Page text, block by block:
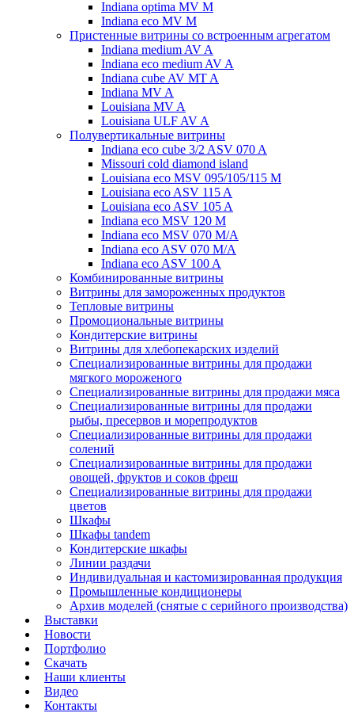
Indiana optima MV M
Indiana eco MV M
Пристенные витрины со встроенным агрегатом
Indiana medium AV A
Indiana eco medium AV A
Indiana cube AV MT A
Indiana MV A
Louisiana MV A
Louisiana ULF AV A
Полувертикальные витрины
Indiana eco cube 3/2 ASV 070 A
Missouri cold diamond island
Louisiana eco MSV 095/105/115 M
Louisiana eco ASV 115 A
Louisiana eco ASV 105 A
Indiana eco MSV 120 M
Indiana eco MSV 070 M/A
Indiana eco ASV 070 M/A
Indiana eco ASV 100 A
Комбинированные витрины
Витрины для замороженных продуктов
Тепловые витрины
Промоциональные витрины
Кондитерские витрины
Витрины для хлебопекарских изделий
Специализированные витрины для продажи
мягкого мороженого
Специализированные витрины для продажи мяса
Специализированные витрины для продажи
рыбы, пресервов и морепродуктов
Специализированные витрины для продажи
солений
Специализированные витрины для продажи
овощей, фруктов и соков фреш
Специализированные витрины для продажи
цветов
Шкафы
Шкафы tandem
Кондитерские шкафы
Линии раздачи
Индивидуальная и кастомизированная продукция
Промышленные кондиционеры
Архив моделей (снятые с серийного производства)
Выставки
Новости
Портфолио
Скачать
Наши клиенты
Видео
Контакты